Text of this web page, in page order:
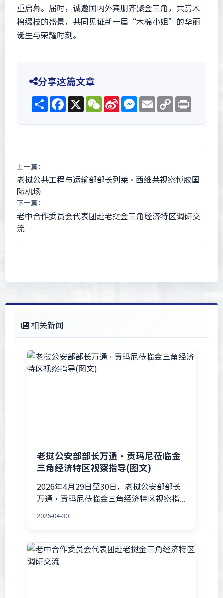
重启幕。届时，诚邀国内外宾朋齐聚金三角，共赏木
棉缀枝的盛景，共同见证新一届“木棉小姐”的华丽
诞生与荣耀时刻。
分享这篇文章
ShareFacebook
X WeChat
Sina
Weibo
Messenger
EmailCopy
Link
上一篇：
老挝公共工程与运输部部长列莱·西维莱视察博胶国
际机场
下一篇：
老中合作委员会代表团赴老挝金三角经济特区调研交
流
相关新闻
老挝公安部部长万通·贡玛尼莅临金
三角经济特区视察指导(图文)
2026年4月29日至30日，老挝公安部部长
万通·贡玛尼莅临金三角经济特区视察指...
2026-04-30